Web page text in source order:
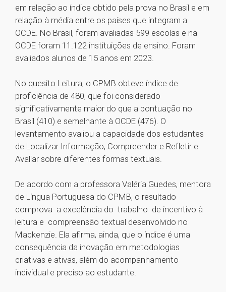
em relação ao índice obtido pela prova no Brasil e em
relação à média entre os países que integram a
OCDE. No Brasil, foram avaliadas 599 escolas e na
OCDE foram 11.122 instituições de ensino. Foram
avaliados alunos de 15 anos em 2023.
No quesito Leitura, o CPMB obteve índice de
proficiência de 480, que foi considerado
significativamente maior do que a pontuação no
Brasil (410) e semelhante à OCDE (476). O
levantamento avaliou a capacidade dos estudantes
de Localizar Informação, Compreender e Refletir e
Avaliar sobre diferentes formas textuais.
De acordo com a professora Valéria Guedes, mentora
de Língua Portuguesa do CPMB, o resultado
comprova a excelência do trabalho de incentivo à
leitura e compreensão textual desenvolvido no
Mackenzie. Ela afirma, ainda, que o índice é uma
consequência da inovação em metodologias
criativas e ativas, além do acompanhamento
individual e preciso ao estudante.